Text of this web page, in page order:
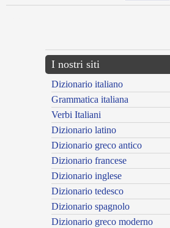
I nostri siti
Dizionario italiano
Grammatica italiana
Verbi Italiani
Dizionario latino
Dizionario greco antico
Dizionario francese
Dizionario inglese
Dizionario tedesco
Dizionario spagnolo
Dizionario greco moderno